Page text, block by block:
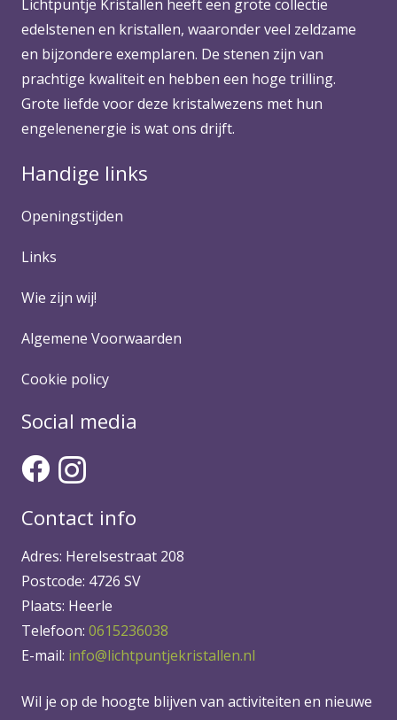
Lichtpuntje Kristallen heeft een grote collectie
edelstenen en kristallen, waaronder veel zeldzame
en bijzondere exemplaren. De stenen zijn van
prachtige kwaliteit en hebben een hoge trilling.
Grote liefde voor deze kristalwezens met hun
engelenenergie is wat ons drijft.
Handige links
Openingstijden
Links
Wie zijn wij!
Algemene Voorwaarden
Cookie policy
Social media
Contact info
Adres: Herelsestraat 208
Postcode: 4726 SV
Plaats: Heerle
Telefoon: 0615236038
E-mail: info@lichtpuntjekristallen.nl
Wil je op de hoogte blijven van activiteiten en nieuwe